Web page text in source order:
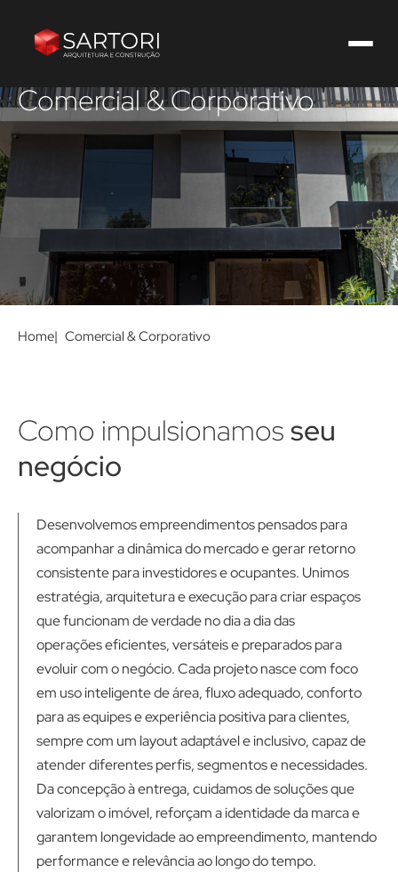
Comercial & Corporativo
Home Comercial & Corporativo
Como impulsionamosseu
negócio
Desenvolvemos empreendimentos pensados para
acompanhar a dinâmica do mercado e gerar retorno
consistente para investidores e ocupantes. Unimos
estratégia, arquitetura e execução para criar espaços
que funcionam de verdade no dia a dia das
operações eficientes, versáteis e preparados para
evoluir com o negócio. Cada projeto nasce com foco
em uso inteligente de área, fluxo adequado, conforto
para as equipes e experiência positiva para clientes,
sempre com um layout adaptável e inclusivo, capaz de
atender diferentes perfis, segmentos e necessidades.
Da concepção à entrega, cuidamos de soluções que
valorizam o imóvel, reforçam a identidade da marca e
garantem longevidade ao empreendimento, mantendo
performance e relevância ao longo do tempo.